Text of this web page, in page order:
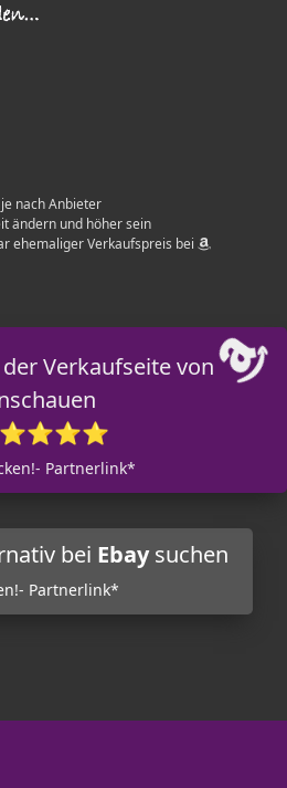
nach Anbieter
ändern und höher sein
ehemaliger Verkaufspreis bei
Verkaufseite von
Partnerlink*
bei Ebaysuchen
Partnerlink*